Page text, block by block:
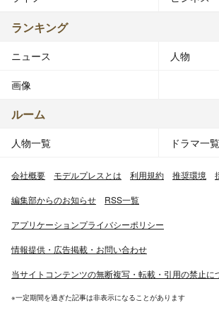
ランキング
ニュース 人物
画像
ルーム
人物一覧 ドラマ一覧
会社概要 モデルプレスとは 利用規約 推奨環境
編集部からのお知らせ RSS一覧
アプリケーションプライバシーポリシー
情報提供・広告掲載・お問い合わせ
当サイトコンテンツの無断複写・転載・引用の禁止に
※一定期間を過ぎた記事は非表示になることがあります